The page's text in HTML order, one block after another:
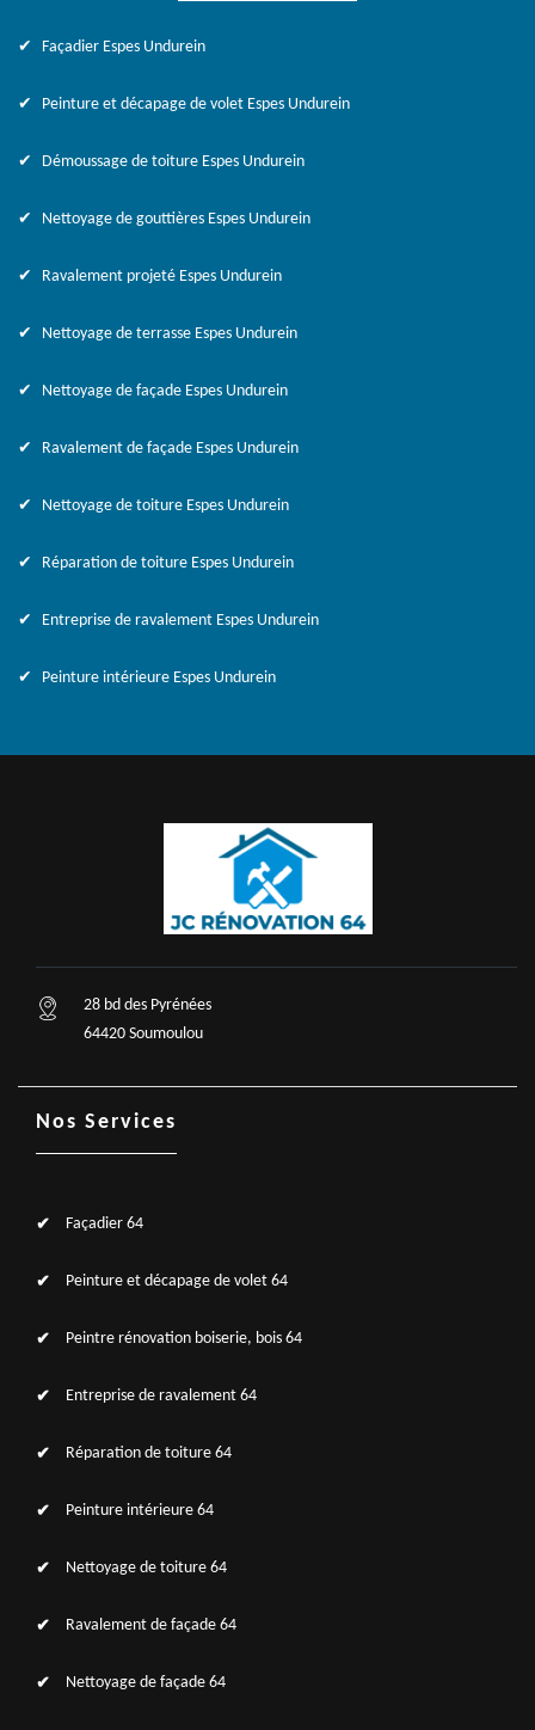
Façadier Espes Undurein
Peinture et décapage de volet Espes Undurein
Démoussage de toiture Espes Undurein
Nettoyage de gouttières Espes Undurein
Ravalement projeté Espes Undurein
Nettoyage de terrasse Espes Undurein
Nettoyage de façade Espes Undurein
Ravalement de façade Espes Undurein
Nettoyage de toiture Espes Undurein
Réparation de toiture Espes Undurein
Entreprise de ravalement Espes Undurein
Peinture intérieure Espes Undurein
28 bd des Pyrénées
64420 Soumoulou
Nos Services
Façadier 64
Peinture et décapage de volet 64
Peintre rénovation boiserie, bois 64
Entreprise de ravalement 64
Réparation de toiture 64
Peinture intérieure 64
Nettoyage de toiture 64
Ravalement de façade 64
Nettoyage de façade 64